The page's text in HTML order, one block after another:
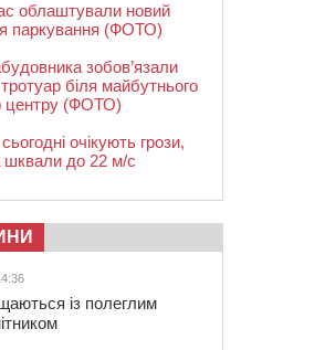
облаштували новий
паркування (ФОТО)
зобов’язали
біля майбутнього
центру (ФОТО)
очікують грози,
шквали до 22 м/с
із полеглим